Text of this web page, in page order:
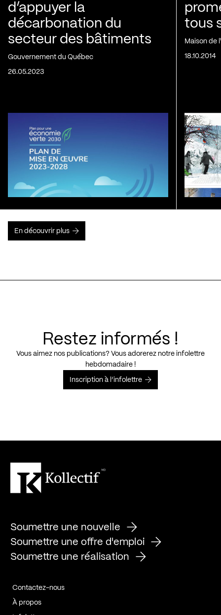
d’appuyer la
décarbonation du
secteur des bâtiments
Gouvernement du Québec
26.05.2023
tous
Maison de
18.10.2014
En découvrir plus
Restez informés !
Vous aimez nos publications? Vous adorerez notre infolettre
hebdomadaire !
Inscription à l’infolettre
Soumettre une nouvelle
Soumettre une offre d'emploi
Soumettre une réalisation
Contactez-nous
À propos